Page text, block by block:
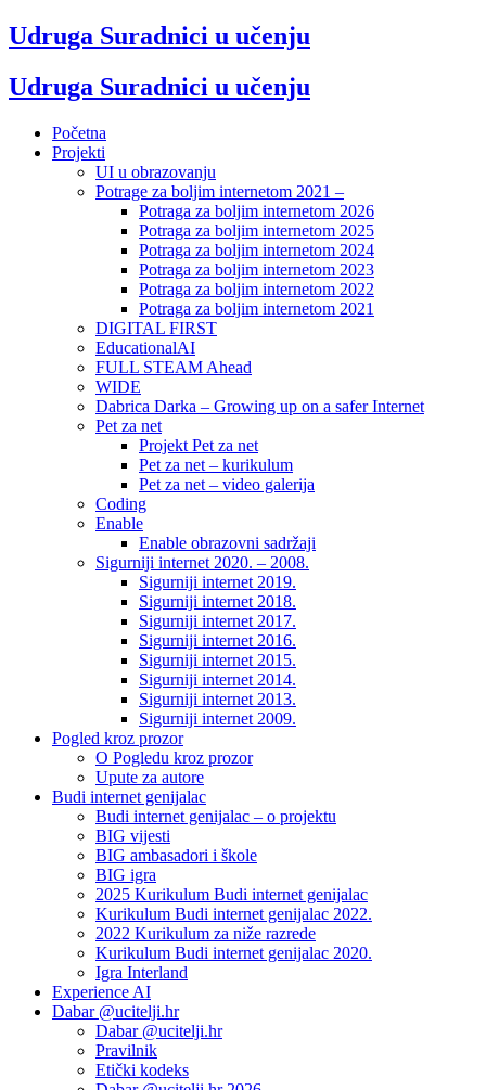
Udruga Suradnici u učenju
Udruga Suradnici u učenju
Početna
Projekti
UI u obrazovanju
Potrage za boljim internetom 2021 –
Potraga za boljim internetom 2026
Potraga za boljim internetom 2025
Potraga za boljim internetom 2024
Potraga za boljim internetom 2023
Potraga za boljim internetom 2022
Potraga za boljim internetom 2021
DIGITAL FIRST
EducationalAI
FULL STEAM Ahead
WIDE
Dabrica Darka – Growing up on a safer Internet
Pet za net
Projekt Pet za net
Pet za net – kurikulum
Pet za net – video galerija
Coding
Enable
Enable obrazovni sadržaji
Sigurniji internet 2020. – 2008.
Sigurniji internet 2019.
Sigurniji internet 2018.
Sigurniji internet 2017.
Sigurniji internet 2016.
Sigurniji internet 2015.
Sigurniji internet 2014.
Sigurniji internet 2013.
Sigurniji internet 2009.
Pogled kroz prozor
O Pogledu kroz prozor
Upute za autore
Budi internet genijalac
Budi internet genijalac – o projektu
BIG vijesti
BIG ambasadori i škole
BIG igra
2025 Kurikulum Budi internet genijalac
Kurikulum Budi internet genijalac 2022.
2022 Kurikulum za niže razrede
Kurikulum Budi internet genijalac 2020.
Igra Interland
Experience AI
Dabar @ucitelji.hr
Dabar @ucitelji.hr
Pravilnik
Etički kodeks